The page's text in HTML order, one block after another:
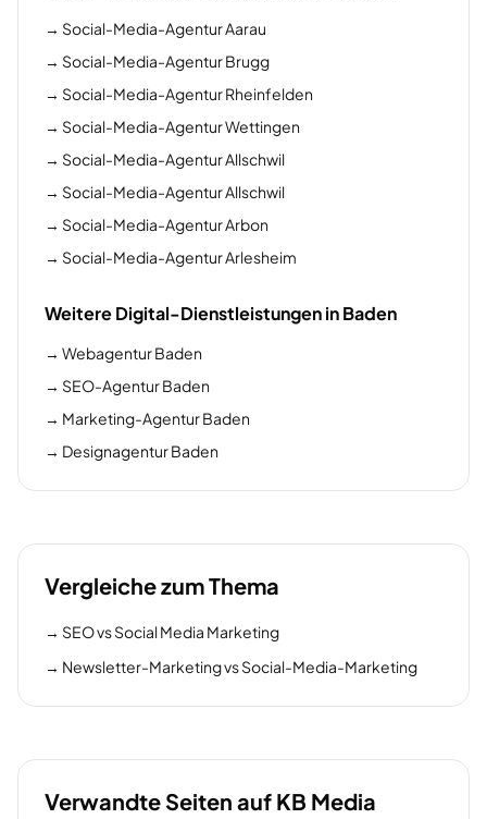
→ Social-Media-Agentur Aarau
→ Social-Media-Agentur Brugg
→ Social-Media-Agentur Rheinfelden
→ Social-Media-Agentur Wettingen
→ Social-Media-Agentur Allschwil
→ Social-Media-Agentur Allschwil
→ Social-Media-Agentur Arbon
→ Social-Media-Agentur Arlesheim
Weitere Digital-Dienstleistungen in Baden
→ Webagentur Baden
→ SEO-Agentur Baden
→ Marketing-Agentur Baden
→ Designagentur Baden
Vergleiche zum Thema
→ SEO vs Social Media Marketing
→ Newsletter-Marketing vs Social-Media-Marketing
Verwandte Seiten auf KB Media